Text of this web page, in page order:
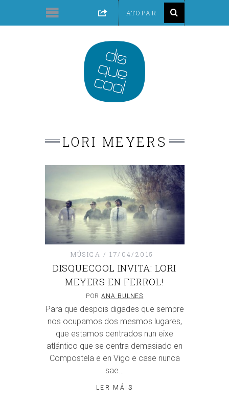
LORI MEYERS
MÚSICA 17/04/2015
DISQUECOOL INVITA: LORI
MEYERS EN FERROL!
PORANA BULNES
Para que despois digades que sempre
nos ocupamos dos mesmos lugares,
que estamos centrados nun eixe
atlántico que se centra demasiado en
Compostela e en Vigo e case nunca
sae…
LER MÁIS